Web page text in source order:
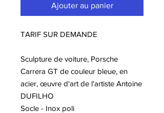
Ajouter au panier
TARIF SUR DEMANDE
Sculpture de voiture, Porsche
Carrera GT de couleur bleue, en
acier, œuvre d'art de l'artiste Antoine
DUFILHO
Socle - Inox poli